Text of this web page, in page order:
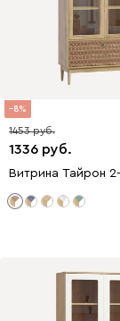
8
1336
1453
Витрина Тайрон